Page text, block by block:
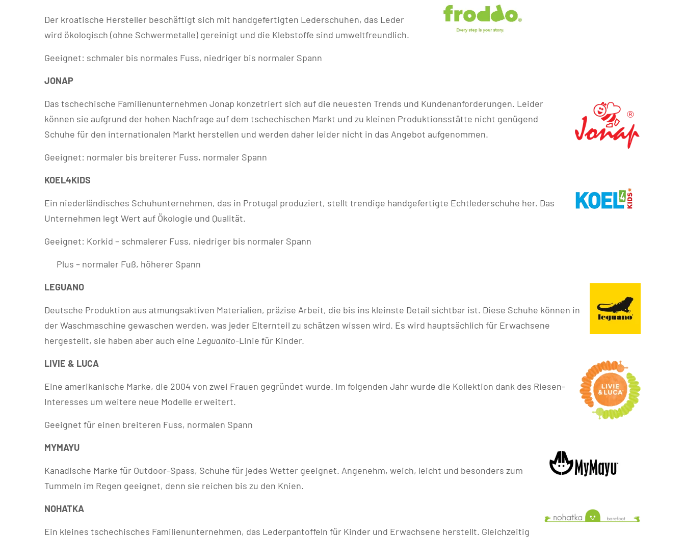
Der kroatische Hersteller beschäftigt sich mit handgefertigten Lederschuhen, das Leder
wird ökologisch (ohne Schwermetalle) gereinigt und die Klebstoffe sind umweltfreundlich.
Geeignet: schmaler bis normales Fuss, niedriger bis normaler Spann
JONAP
Das tschechische Familienunternehmen Jonap konzetriert sich auf die neuesten Trends und Kundenanforderungen. Leider
können sie aufgrund der hohen Nachfrage auf dem tschechischen Markt und zu kleinen Produktionsstätte nicht genügend
Schuhe für den internationalen Markt herstellen und werden daher leider nicht in das Angebot aufgenommen.
Geeignet: normaler bis breiterer Fuss, normaler Spann
KOEL4KIDS
Ein niederländisches Schuhunternehmen, das in Protugal produziert, stellt trendige handgefertigte Echtlederschuhe her. Das
Unternehmen legt Wert auf Ökologie und Qualität.
Geeignet: Korkid – schmalerer Fuss, niedriger bis normaler Spann
Plus – normaler Fuß, höherer Spann
LEGUANO
Deutsche Produktion aus atmungsaktiven Materialien, präzise Arbeit, die bis ins kleinste Detail sichtbar ist. Diese Schuhe können in
der Waschmaschine gewaschen werden, was jeder Elternteil zu schätzen wissen wird. Es wird hauptsächlich für Erwachsene
hergestellt, sie haben aber auch eine Leguanito-Linie für Kinder.
LIVIE & LUCA
Eine amerikanische Marke, die 2004 von zwei Frauen gegründet wurde. Im folgenden Jahr wurde die Kollektion dank des Riesen-
Interesses um weitere neue Modelle erweitert.
Geeignet für einen breiteren Fuss, normalen Spann
MYMAYU
Kanadische Marke für Outdoor-Spass, Schuhe für jedes Wetter geeignet. Angenehm, weich, leicht und besonders zum
Tummeln im Regen geeignet, denn sie reichen bis zu den Knien.
NOHATKA
Ein kleines tschechisches Familienunternehmen, das Lederpantoffeln für Kinder und Erwachsene herstellt. Gleichzeitig